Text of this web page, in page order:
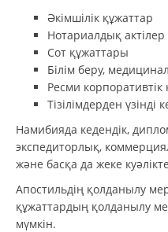
Әкімшілік құжаттар
Нотариалдық актілер
Сот құжаттары
Білім беру,
Ресми корпоративтік
Тізілімдерден үзінді
Намибияда кедендік,
экспедиторлық,
және басқа да жеке
Апостильдің қолданылу
құжаттардың қолданылу
мүмкін.